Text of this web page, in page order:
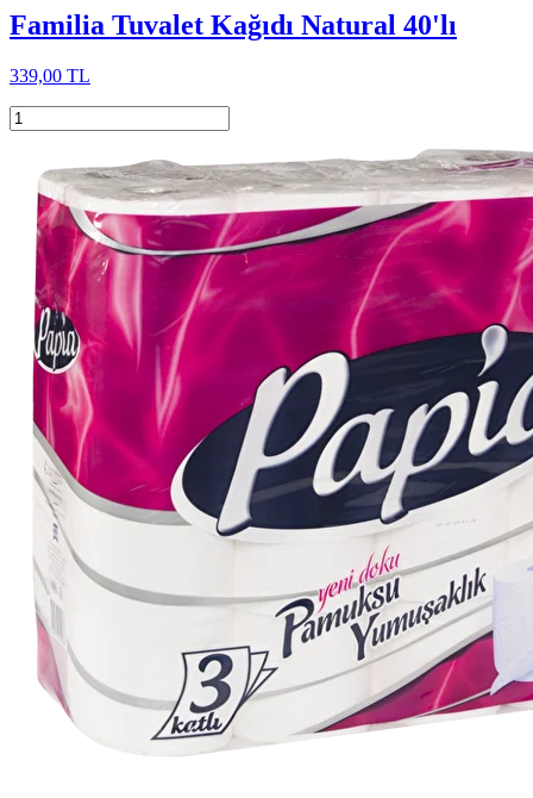
Familia Tuvalet Kağıdı Natural 40'lı
339,00 TL